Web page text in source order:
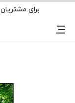
برای مشتریان
Menu